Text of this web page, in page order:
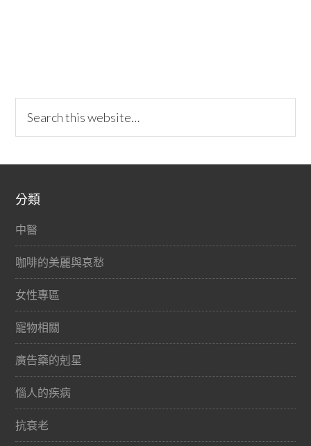
分類
中醫
咖啡的美麗與哀愁
女性專區
寵物相關
廣告藥的剋星
惱人的疾病
抗衰老